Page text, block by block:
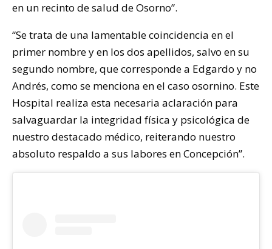
en un recinto de salud de Osorno”.
“Se trata de una lamentable coincidencia en el
primer nombre y en los dos apellidos, salvo en su
segundo nombre, que corresponde a Edgardo y no
Andrés, como se menciona en el caso osornino. Este
Hospital realiza esta necesaria aclaración para
salvaguardar la integridad física y psicológica de
nuestro destacado médico, reiterando nuestro
absoluto respaldo a sus labores en Concepción”.